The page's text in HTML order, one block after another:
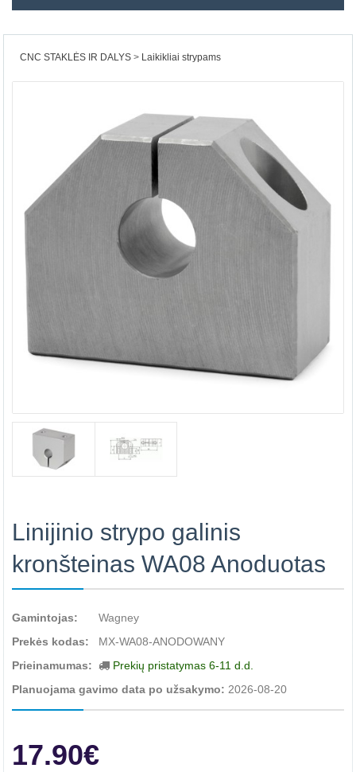
CNC STAKLĖS IR DALYS Laikikliai strypams
Linijinio strypo galinis
kronšteinas WA08 Anoduotas
Gamintojas:
Wagney
Prekės kodas:
MX-WA08-ANODOWANY
Prieinamumas:
Prekių pristatymas 6-11 d.d.
Planuojama gavimo data po užsakymo: 2026-08-20
17.90€